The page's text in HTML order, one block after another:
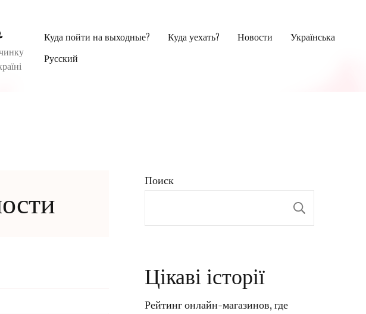
Куда пойти на выходные? Куда уехать? Новости
Українська
Русский
Поиск
Цікаві історії
Рейтинг онлайн-магазинов, где